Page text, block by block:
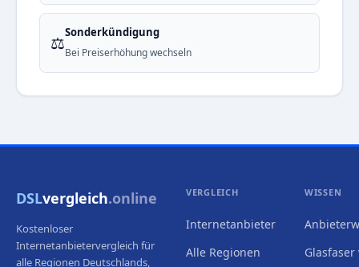
⚖️Sonderkündigung
Bei Preiserhöhung wechseln
DSLvergleich.online
Kostenloser
Internetanbietervergleich für
alle Regionen Deutschlands,
VERGLEICH
Internetanbieter
Alle Regionen
WISSEN
Glasfaser